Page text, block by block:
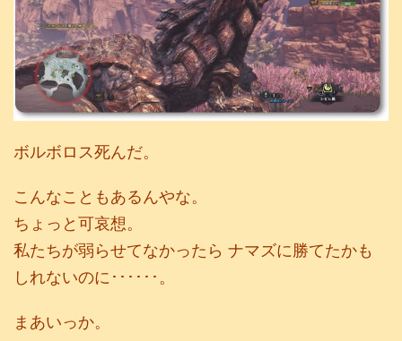
ボルボロス死んだ。
こんなこともあるんやな。
ちょっと可哀想。
私たちが弱らせてなかったら ナマズに勝てたかも
しれないのに･･････。
まあいっか。